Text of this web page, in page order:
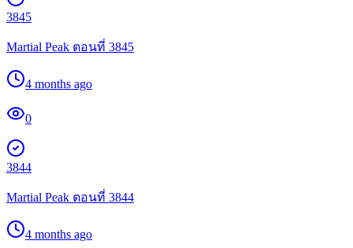
3845
Martial Peak ตอนที่ 3845
4 months ago
0
3844
Martial Peak ตอนที่ 3844
4 months ago